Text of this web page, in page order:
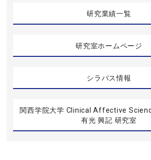
研究業績一覧
研究室ホームページ
シラバス情報
関西学院大学 Clinical Affective
有光 興記 研究室